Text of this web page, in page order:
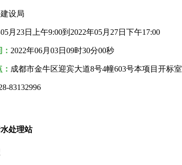
设局
月23日上午9:00到2022年05月27日下午17:00
2022年06月03日09时30分00秒
成都市金牛区迎宾大道8号4幢603号本项目开标室
83132996
处理站